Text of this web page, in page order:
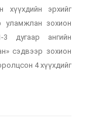
хүүхдийн эрхийг
уламжлан зохион
3 дугаар ангийн
сэдвээр зохион
4 хүүхдийг